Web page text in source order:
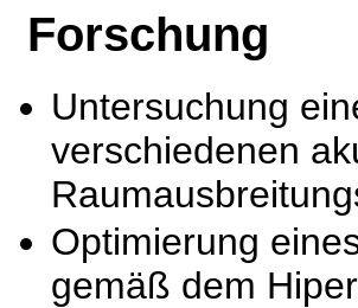
Forschung
Untersuchung
verschiedenen
Optimierung
gemäß dem